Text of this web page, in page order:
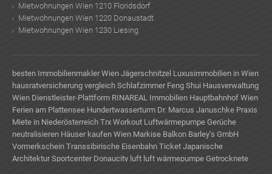
Mietwohnungen Wien 1210 Floridsdorf
Mietwohnungen Wien 1220 Donaustadt
Mietwohnungen Wien 1230 Liesing
besten Immobilienmakler Wien Jägerschnitzel Luxusimmobilien in Wien
hausratversicherung vergleich Schlafzimmer Feng Shui Hausverwaltung
Wien Dienstleister-Plattform RINAREAL Immobilien Hauptbahnhof Wien
Ferien am Plattensee Hundertwasserturm Dr. Marcus Januschke Praxis
Miete in Niederösterreich Trx Workout Luftwärmepumpe Gerüche
neutralisieren Häuser kaufen Wien Markise Balkon Barley’s GmbH
Vormerkschein Transsibirische Eisenbahn Ticket Japanische
Architektur Sportcenter Donaucity luft luft wärmepumpe Getrocknete